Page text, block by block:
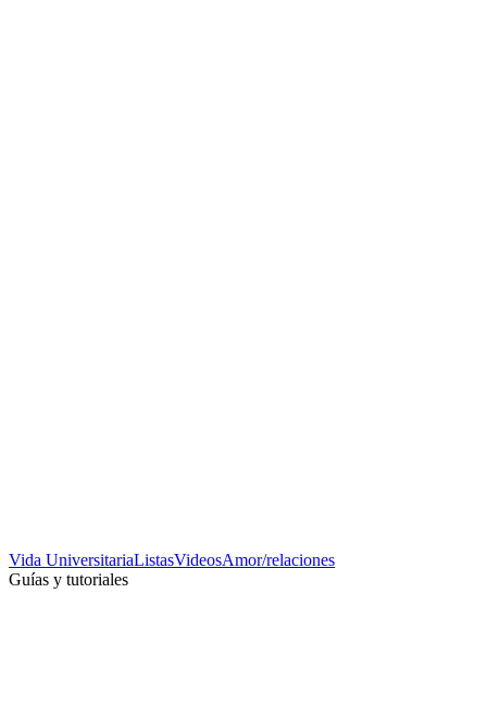
Vida UniversitariaListasVideosAmor/relaciones
Guías y tutoriales